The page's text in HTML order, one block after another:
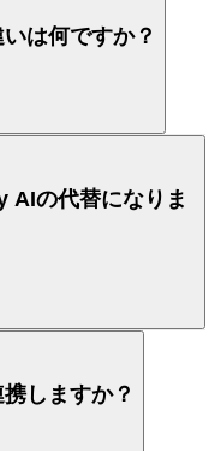
は何ですか？
で処理するAIコホ
とAI Memoryを備
Host）はそのコ
表で、各ツールが
できます。
の代替になりま
にとって、
代替です。多く
しますか？